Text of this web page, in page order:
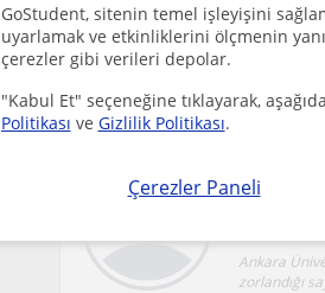
GoStudent, sitenin temel işleyişini
uyarlamak ve etkinliklerini ölçmenin
çerezler gibi verileri depolar.
"Kabul Et" seçeneğine tıklayarak,
Politikası ve Gizlilik Politikası.
Çerezler Paneli
Ankara
Ankara
zorlandığı